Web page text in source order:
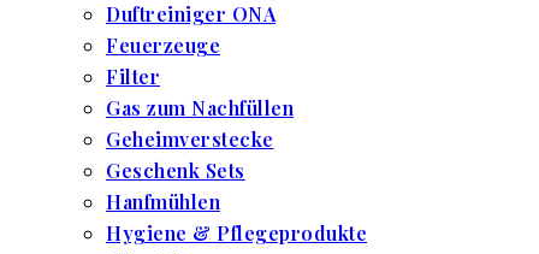
Duftreiniger ONA
Feuerzeuge
Filter
Gas zum Nachfüllen
Geheimverstecke
Geschenk Sets
Hanfmühlen
Hygiene & Pflegeprodukte